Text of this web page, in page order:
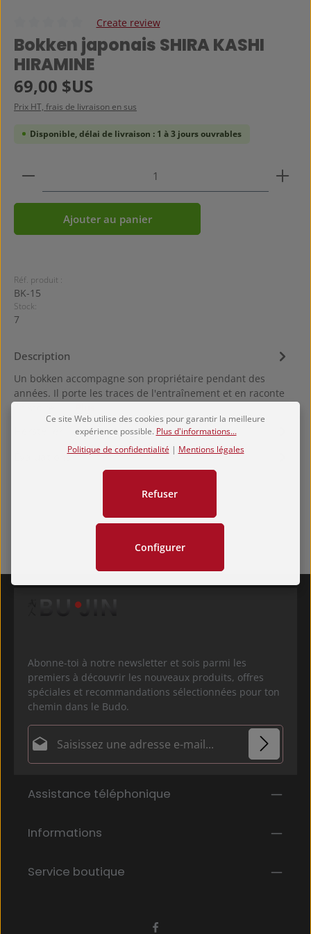
Note moyenne de 0 sur 5 étoiles
Create review
Bokken japonais SHIRA KASHI
HIRAMINE
Prix régulier :
69,00 $US
Prix HT, frais de livraison en sus
Disponible, délai de livraison : 1 à 3 jours ouvrables
Quantité de produit : Entrez la quantité
Ajouter au panier
Réf. produit :
BK-15
Stock:
7
Description
Un bokken accompagne son propriétaire pendant des
années. Il porte les traces de l'entraînement et en raconte
Évaluations
Abonne-toi à notre newsletter et sois parmi les
premiers à découvrir les nouveaux produits, offres
spéciales et recommandations sélectionnées pour ton
chemin dans le Budo.
Adresse e-mail*
En sélectionnant Continuer, vous confirmez que
informations sur la protection des données
vous avez accepté nos
Les champs marqués d'un astérisque (*) sont
obligatoires.
Assistance téléphonique
Informations
Service boutique
Ce site Web utilise des cookies pour garantir la meilleure
expérience possible. Plus d'informations...
Politique de confidentialité | Mentions légales
Refuser
Configurer